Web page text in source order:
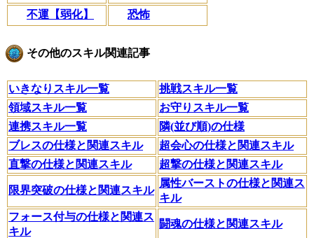
不運【弱化】
恐怖
その他のスキル関連記事
いきなりスキル一覧
挑戦スキル一覧
領域スキル一覧
お守りスキル一覧
連携スキル一覧
隣(並び順)の仕様
ブレスの仕様と関連スキル
超会心の仕様と関連スキル
直撃の仕様と関連スキル
超撃の仕様と関連スキル
限界突破の仕様と関連スキル
属性バーストの仕様と関連ス
キル
フォース付与の仕様と関連ス
キル
闘魂の仕様と関連スキル